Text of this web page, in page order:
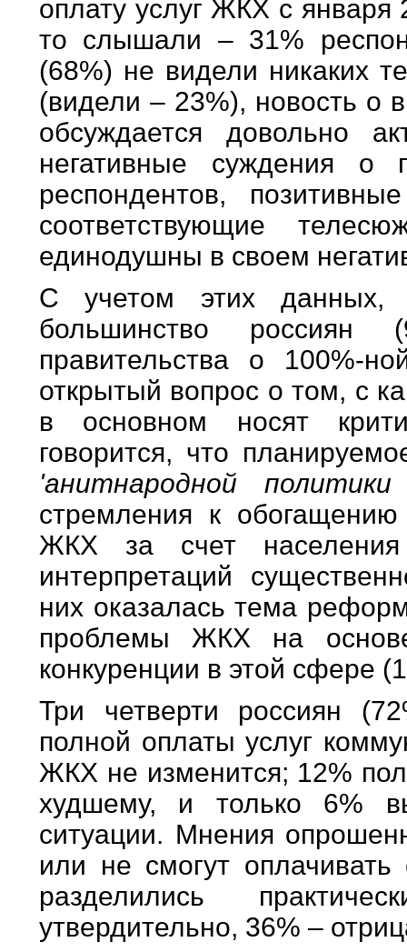
оплату услуг ЖКХ с января
то слышали – 31%
(68%) не видели никаких
(видели – 23%), новость о
обсуждается довольно
негативные суждения о
респондентов,
соответствующие
единодушны в своем
С учетом этих данных,
большинство
правительства о 100%-
открытый вопрос о том, с
в основном носят
говорится, что
'анитнародной
стремления к
ЖКХ за счет
интерпретаций
них оказалась тема
проблемы ЖКХ на
конкуренции в этой сфере
Три четверти россиян
полной оплаты услуг
ЖКХ не изменится; 12%
худшему, и только 6%
ситуации. Мнения
или не смогут
разделились
утвердительно, 36% –